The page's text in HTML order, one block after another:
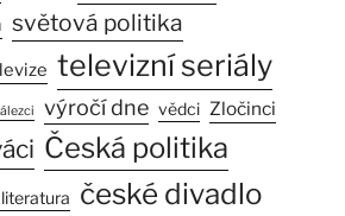
světová politika
televizní seriály
výročí dne vědci Zločinci
Česká politika
české divadlo